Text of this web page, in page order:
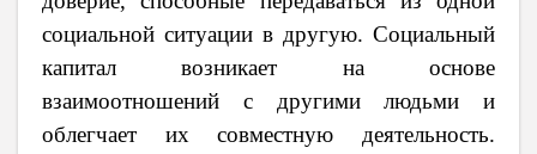
социальной ситуации в другую. Социальный
капитал возникает на основе
взаимоотношений с другими людьми и
облегчает их совместную деятельность.